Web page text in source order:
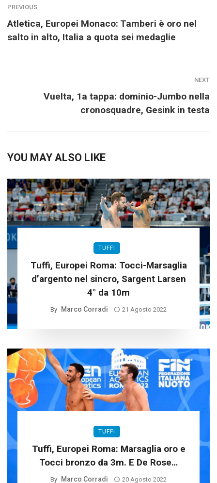
PREVIOUS
Atletica, Europei Monaco: Tamberi è oro nel
salto in alto, Italia a quota sei medaglie
NEXT
Vuelta, 1a tappa: dominio-Jumbo nella
cronosquadre, Gesink in testa
YOU MAY ALSO LIKE
TUFFI
Tuffi, Europei Roma: Tocci-Marsaglia
d’argento nel sincro, Sargent Larsen
4° da 10m
By Marco Corradi 21 Agosto 2022
TUFFI
Tuffi, Europei Roma: Marsaglia oro e
Tocci bronzo da 3m. E De Rose…
By Marco Corradi 20 Agosto 2022